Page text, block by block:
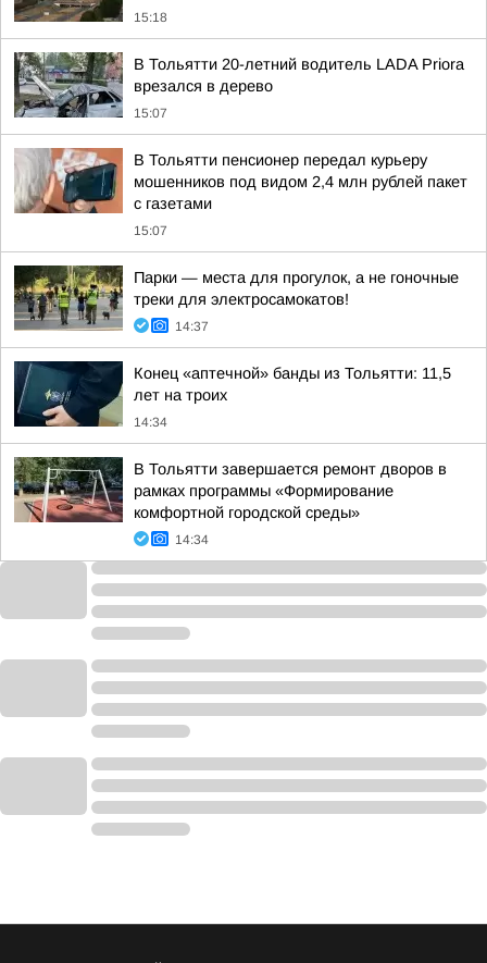
15:18
В Тольятти 20-летний водитель LADA Priora
врезался в дерево
15:07
В Тольятти пенсионер передал курьеру
мошенников под видом 2,4 млн рублей пакет
с газетами
15:07
Парки — места для прогулок, а не гоночные
треки для электросамокатов!
14:37
Конец «аптечной» банды из Тольятти: 11,5
лет на троих
14:34
В Тольятти завершается ремонт дворов в
рамках программы «Формирование
комфортной городской среды»
14:34